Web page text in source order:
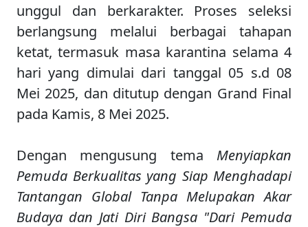
unggul dan berkarakter. Proses seleksi
berlangsung melalui berbagai tahapan
ketat, termasuk masa karantina selama 4
hari yang dimulai dari tanggal 05 s.d 08
Mei 2025, dan ditutup dengan Grand Final
pada Kamis, 8 Mei 2025.
Dengan mengusung tema Menyiapkan
Pemuda Berkualitas yang Siap Menghadapi
Tantangan Global Tanpa Melupakan Akar
Budaya dan Jati Diri Bangsa "Dari Pemuda